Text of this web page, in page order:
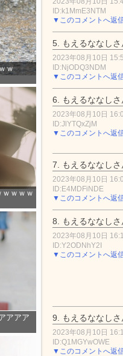
ｗ
ｗｗｗ
アアア
ID:k1MmE3NTM
▼このコメントへ返
5. もえるななしさ
2023年08月10日
ID:NjODQ3NDM
▼このコメントへ返
6. もえるななしさ
2023年08月10日
ID:JlYTQxZjM
▼このコメントへ返
7. もえるななしさ
2023年08月10日
ID:E4MDFiNDE
▼このコメントへ返
8. もえるななしさ
2023年08月10日
ID:Y2ODNhY2I
▼このコメントへ返
9. もえるななしさ
2023年08月10日
ID:Q1MGYwOWE
▼このコメントへ返